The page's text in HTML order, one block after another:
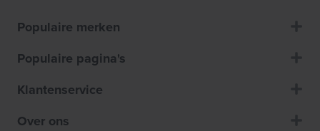
Populaire merken
Populaire pagina's
Klantenservice
Over ons